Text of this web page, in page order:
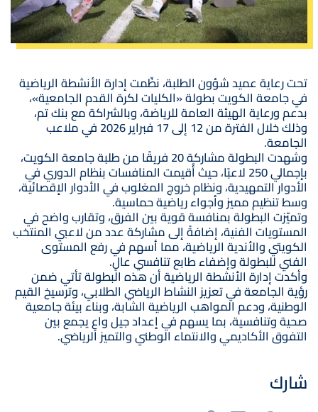
تحت رعاية عميد شؤون الطلبة، نظّمت إدارة الأنشطة الرياضية
في جامعة الكويت بطولة «الكليات لكرة القدم الجامعية»،
بدعم ورعاية الهيئة العامة للرياضة، وبالشراكة مع بنك تم،
وذلك خلال الفترة من 12 إلى 17 فبراير 2026 في ملاعب
الجامعة.
وشهدت البطولة مشاركة 20 فريقًا من طلبة جامعة الكويت،
بإجمالي 250 لاعبًا، حيث أُقيمت المنافسات بنظام الدوري في
الأدوار التمهيدية، ونظام خروج المغلوب في الأدوار الإقصائية،
وسط تنظيم مميز وأجواء رياضية حماسية.
وتميّزت البطولة بمنافسة قوية بين الفرق، وتقارب واضح في
المستويات الفنية، إضافةً إلى مشاركة عدد من لاعبي المنتخب
الكويتي والأندية الرياضية، مما أسهم في رفع المستوى
الفني للبطولة وإضفاء طابع تنافسي عالٍ.
وأكدت إدارة الأنشطة الرياضية أن هذه البطولة تأتي ضمن
رؤية الجامعة في تعزيز النشاط الرياضي الطلابي، وترسيخ القيم
الوطنية، ودعم المواهب الرياضية الشابة، وبناء بيئة جامعية
صحية وتنافسية، بما يسهم في إعداد جيل واعٍ يجمع بين
التفوق الأكاديمي والانتماء الوطني والتميز الرياضي.
شارك